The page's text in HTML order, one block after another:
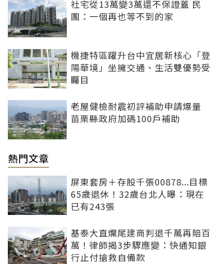
社宅從13萬變3萬還不保證蓋 民
團：一個再也等不到的家
機捷特區躍升台中宜居新核心「登
陽華境」坐擁交通、生活雙優勢受
矚目
老屋健檢耐震初評補助申請爆量
苗栗縣政府加碼100戶補助
熱門文章
屏東套房＋存股千張00878...目標
65歲退休！32歲台北人曝：現在
已有243張
基泰大直爛尾建商判退千萬再賠百
萬！律師揭3步驟應變：快通知銀
行止付搶救自備款